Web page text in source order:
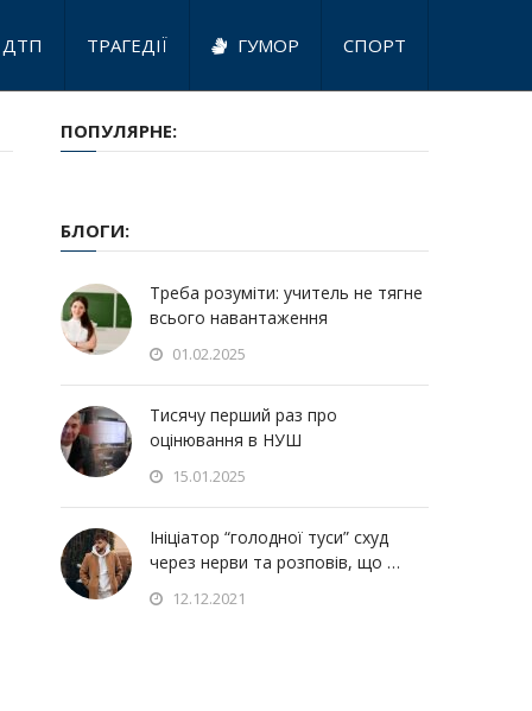
ТРАГЕДІЇ ГУМОР СПОРТ
ПОПУЛЯРНЕ:
БЛОГИ:
Треба розуміти: учитель не тягне
всього навантаження
01.02.2025
Тисячу перший раз про
оцінювання в НУШ
15.01.2025
Ініціатор “голодної туси” схуд
через нерви та розповів, що …
12.12.2021